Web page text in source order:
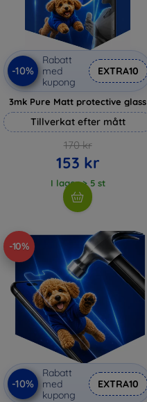
-10%
Rabatt
med
kupong
EXTRA10
3mk Pure Matt protective glass
Tillverkat efter mått
170 kr
153 kr
I lager > 5 st
-10%
-10%
Rabatt
med
kupong
EXTRA10